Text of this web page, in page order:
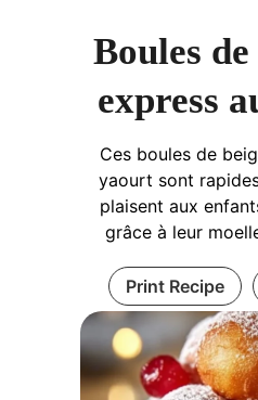
Boules
express
Ces boules de
yaourt sont
plaisent aux
grâce à leur
Print Recipe